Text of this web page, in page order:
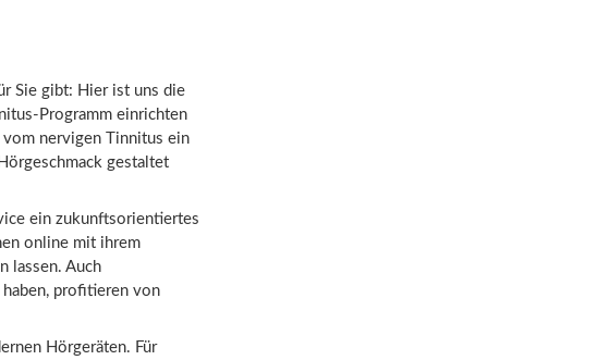
Sie gibt: Hier ist uns die
Programm einrichten
vom nervigen Tinnitus ein
gestaltet
ein zukunftsorientiertes
online mit ihrem
lassen. Auch
haben, profitieren von
Hörgeräten. Für